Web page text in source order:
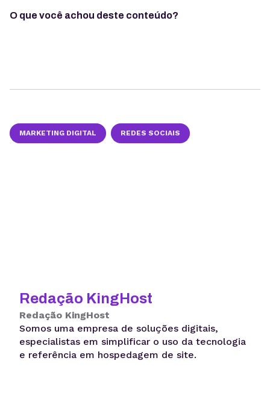
O que você achou deste conteúdo?
MARKETING DIGITAL REDES SOCIAIS
Redação KingHost
Redação KingHost
Somos uma empresa de soluções digitais,
especialistas em simplificar o uso da tecnologia
e referência em hospedagem de site.